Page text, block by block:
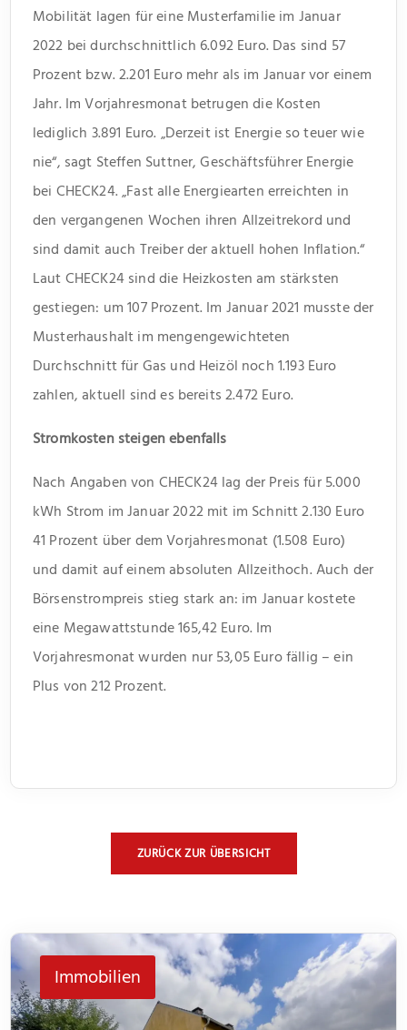
Mobilität lagen für eine Musterfamilie im Januar
2022 bei durchschnittlich 6.092 Euro. Das sind 57
Prozent bzw. 2.201 Euro mehr als im Januar vor einem
Jahr. Im Vorjahresmonat betrugen die Kosten
lediglich 3.891 Euro. „Derzeit ist Energie so teuer wie
nie“, sagt Steffen Suttner, Geschäftsführer Energie
bei CHECK24. „Fast alle Energiearten erreichten in
den vergangenen Wochen ihren Allzeitrekord und
sind damit auch Treiber der aktuell hohen Inflation.“
Laut CHECK24 sind die Heizkosten am stärksten
gestiegen: um 107 Prozent. Im Januar 2021 musste der
Musterhaushalt im mengengewichteten
Durchschnitt für Gas und Heizöl noch 1.193 Euro
zahlen, aktuell sind es bereits 2.472 Euro.
Stromkosten steigen ebenfalls
Nach Angaben von CHECK24 lag der Preis für 5.000
kWh Strom im Januar 2022 mit im Schnitt 2.130 Euro
41 Prozent über dem Vorjahresmonat (1.508 Euro)
und damit auf einem absoluten Allzeithoch. Auch der
Börsenstrompreis stieg stark an: im Januar kostete
eine Megawattstunde 165,42 Euro. Im
Vorjahresmonat wurden nur 53,05 Euro fällig – ein
Plus von 212 Prozent.
ZURÜCK ZUR ÜBERSICHT
Immobilien